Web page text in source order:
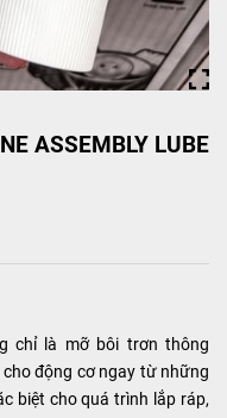
ASSEMBLY LUBE
chỉ là mỡ bôi trơn thông
động cơ ngay từ những
biệt cho quá trình lắp ráp,